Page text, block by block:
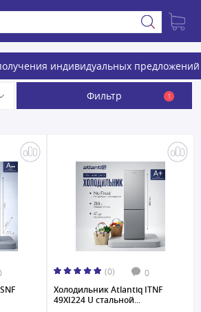
индивидуальных предложений
Фильтр 1
(0) 0
Холодильник Atlantiq ITNF
49XI224 U стальной...